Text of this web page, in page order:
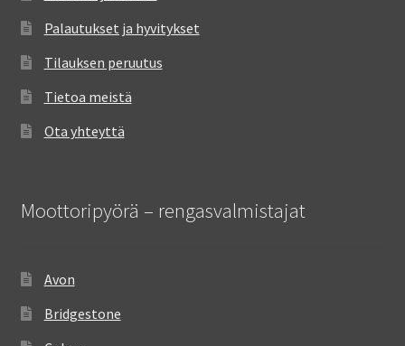
Palautukset ja hyvitykset
Tilauksen peruutus
Tietoa meistä
Ota yhteyttä
Moottoripyörä – rengasvalmistajat
Avon
Bridgestone